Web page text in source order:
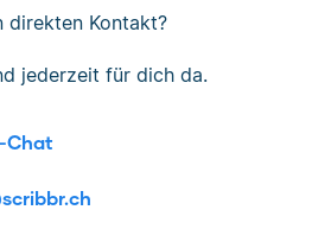
direkten Kontakt?
jederzeit für dich da.
Chat